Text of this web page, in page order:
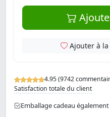
4.95 (9742
Satisfaction totale du client
Emballage cadeau
Ajouter à